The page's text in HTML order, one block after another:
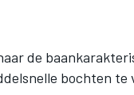
de
bochten